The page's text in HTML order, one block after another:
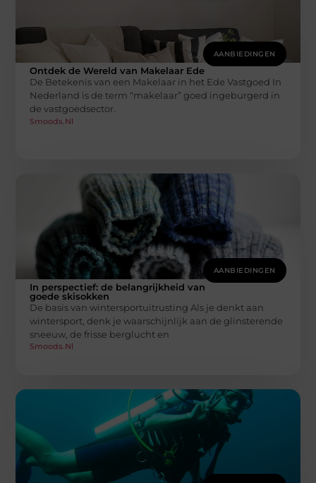
AANBIEDINGEN
Ontdek de Wereld van Makelaar Ede
De Betekenis van een Makelaar in het Ede Vastgoed In
Nederland is de term “makelaar” goed ingeburgerd in
de vastgoedsector.
Smoods.nl
AANBIEDINGEN
In perspectief: de belangrijkheid van
goede skisokken
De basis van wintersportuitrusting Als je denkt aan
wintersport, denk je waarschijnlijk aan de glinsterende
sneeuw, de frisse berglucht en
Smoods.nl